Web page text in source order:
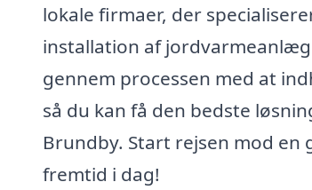
lokale firmaer, der
installation af
gennem processen med at
så du kan få den bedste
Brundby. Start rejsen mod en
fremtid i dag!